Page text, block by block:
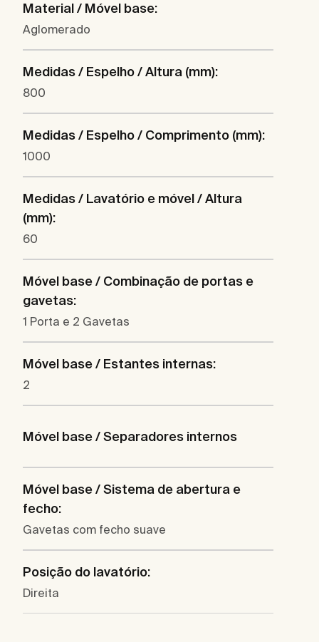
Material / Móvel base:
Aglomerado
Medidas / Espelho / Altura (mm):
800
Medidas / Espelho / Comprimento (mm):
1000
Medidas / Lavatório e móvel / Altura
(mm):
60
Móvel base / Combinação de portas e
gavetas:
1 Porta e 2 Gavetas
Móvel base / Estantes internas:
2
Móvel base / Separadores internos
Móvel base / Sistema de abertura e
fecho:
Gavetas com fecho suave
Posição do lavatório:
Direita